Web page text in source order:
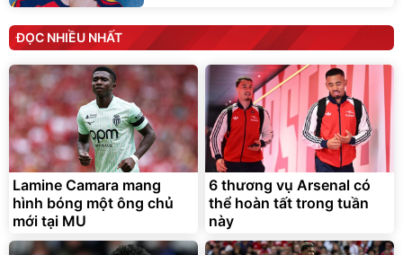
ĐỌC NHIỀU NHẤT
Lamine Camara mang
hình bóng một ông chủ
mới tại MU
6 thương vụ Arsenal có
thể hoàn tất trong tuần
này